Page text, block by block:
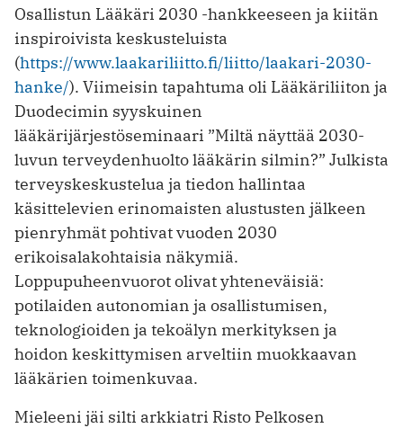
Osallistun Lääkäri 2030 -hankkeeseen ja kiitän
inspiroivista keskusteluista
(https://www.laakariliitto.fi/liitto/laakari-2030-
hanke/). Viimeisin tapahtuma oli Lääkäriliiton ja
Duodecimin syyskuinen
lääkärijärjestöseminaari ”Miltä näyttää 2030-
luvun terveydenhuolto lääkärin silmin?” Julkista
terveyskeskustelua ja tiedon hallintaa
käsittelevien erinomaisten alustusten jälkeen
pienryhmät pohtivat vuoden 2030
erikoisalakohtaisia näkymiä.
Loppupuheenvuorot olivat yhteneväisiä:
potilaiden autonomian ja osallistumisen,
teknologioiden ja tekoälyn merkityksen ja
hoidon keskittymisen arveltiin muokkaavan
lääkärien toimenkuvaa.
Mieleeni jäi silti arkkiatri Risto Pelkosen